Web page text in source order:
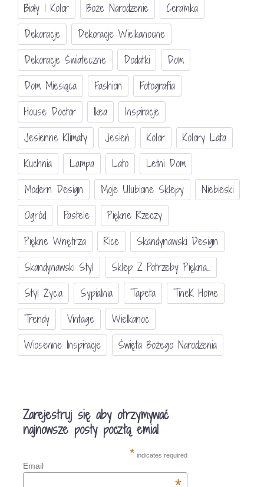
Biały I Kolor
Boże Narodzenie
Ceramika
Dekoracje
Dekoracje Wielkanocne
Dekoracje Świateczne
Dodatki
Dom
Dom Miesiąca
Fashion
Fotografia
House Doctor
Ikea
Inspiracje
Jesienne Klimaty
Jesień Kolor
Kolory Lata
Kuchnia
Lampa Lato
Letni Dom
Modern Design
Moje Ulubione Sklepy
Niebieski
Ogród
Pastele
Piękne Rzeczy
Piękne Wnętrza
Rice
Skandynawski Design
Skandynawski Styl
Sklep Z Potrzeby Piękna...
Styl Życia
Sypialnia Tapeta
TineK Home
Trendy
Vintage
Wielkanoc
Wiosenne Inspiracje
Święta Bożego Narodzenia
Zarejestruj się aby otrzymywać
najnowsze posty pocztą emial
* indicates required
Email